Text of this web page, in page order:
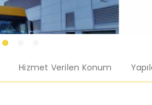
Hizmet Verilen Konum